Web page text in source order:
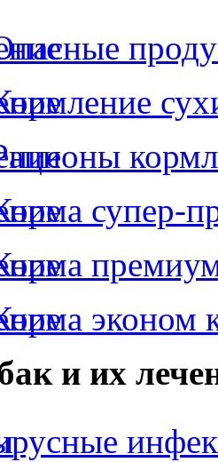
супер-
премиум
эконом
и их